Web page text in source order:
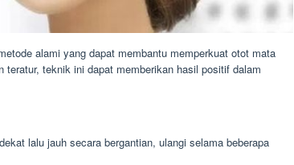
alami yang dapat membantu memperkuat otot mata
teratur, teknik ini dapat memberikan hasil positif dalam
lalu jauh secara bergantian, ulangi selama beberapa